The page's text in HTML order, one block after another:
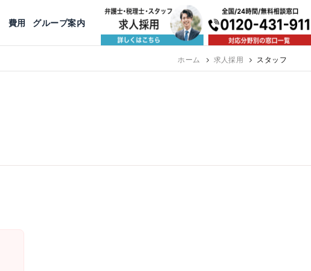
公益活動
京都 神戸 福岡
費用 グループ案内
東京にて、相談予約スタッフ募集（月給38万以上）ホーム 求人採用 スタッフ